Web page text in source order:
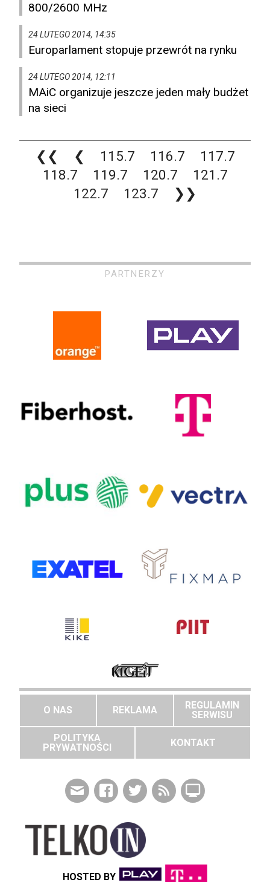
800/2600 MHz
24 LUTEGO 2014, 14:35
Europarlament stopuje przewrót na rynku
24 LUTEGO 2014, 12:11
MAiC organizuje jeszcze jeden mały budżet
na sieci
❮❮ ❮ 115.7 116.7
117.7
118.7
119.7 120.7
121.7
122.7
123.7 ❯❯
PARTNERZY
O NAS REKLAMA
REGULAMIN
SERWISU
POLITYKA
PRYWATNOŚCI
KONTAKT
HOSTED BY